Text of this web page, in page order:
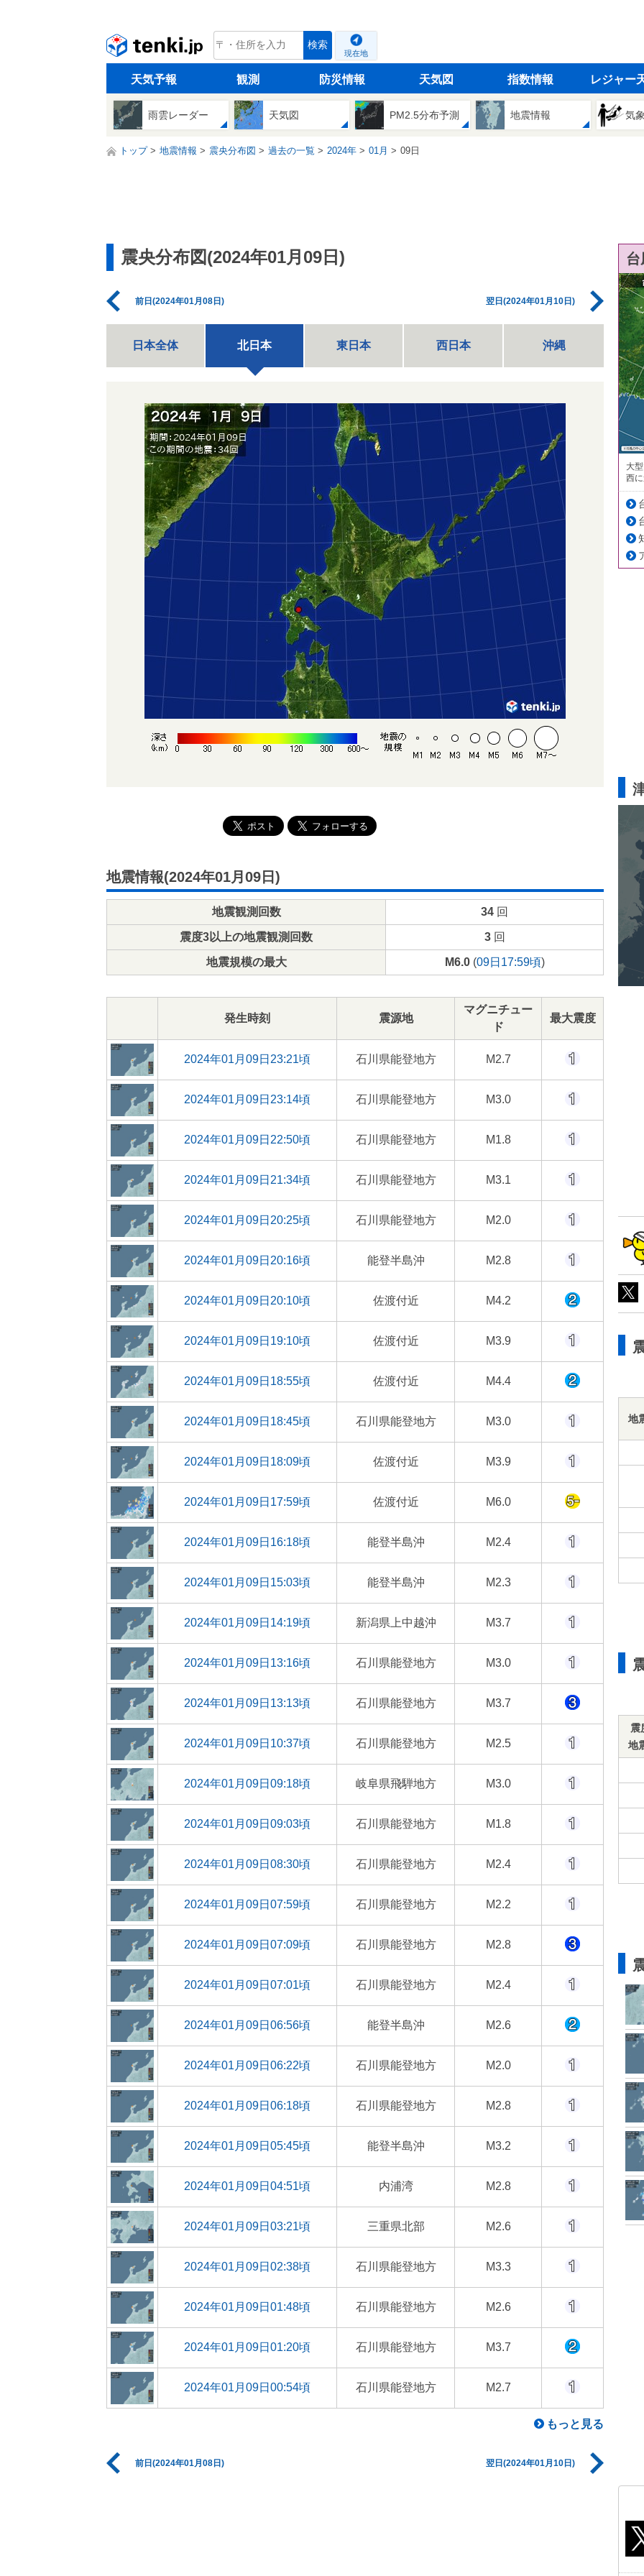
tenki.jp 検索
現在地
天気予報 観測 防災情報 天気図 指数情報 レジャー
雨雲レーダー 天気図 PM2.5分布予測 地震情報 気
トップ 地震情報 震央分布図 過去の一覧 2024年 01月 09日
震央分布図(2024年01月09日)
前日(2024年01月08日) 翌日(2024年01月10日)
日本全体 北日本 東日本 西日本 沖縄
地震情報(2024年01月09日)
地震観測回数 34 回
震度3以上の地震観測回数 3回
地震規模の最大 M6.0(09日17:59頃)
発生時刻 震源地
マグニチュー
ド
最大震度
2024年01月09日23:21頃 石川県能登地方 M2.7
2024年01月09日23:14頃 石川県能登地方 M3.0
2024年01月09日22:50頃 石川県能登地方 M1.8
2024年01月09日21:34頃 石川県能登地方 M3.1
2024年01月09日20:25頃 石川県能登地方 M2.0
2024年01月09日20:16頃 能登半島沖 M2.8
2024年01月09日20:10頃 佐渡付近 M4.2
2024年01月09日19:10頃 佐渡付近 M3.9
2024年01月09日18:55頃 佐渡付近 M4.4
2024年01月09日18:45頃 石川県能登地方 M3.0
2024年01月09日18:09頃 佐渡付近 M3.9
2024年01月09日17:59頃 佐渡付近 M6.0
2024年01月09日16:18頃 能登半島沖 M2.4
2024年01月09日15:03頃 能登半島沖 M2.3
2024年01月09日14:19頃 新潟県上中越沖 M3.7
2024年01月09日13:16頃 石川県能登地方 M3.0
2024年01月09日13:13頃 石川県能登地方 M3.7
2024年01月09日10:37頃 石川県能登地方 M2.5
2024年01月09日09:18頃 岐阜県飛騨地方 M3.0
2024年01月09日09:03頃 石川県能登地方 M1.8
2024年01月09日08:30頃 石川県能登地方 M2.4
2024年01月09日07:59頃 石川県能登地方 M2.2
2024年01月09日07:09頃 石川県能登地方 M2.8
2024年01月09日07:01頃 石川県能登地方 M2.4
2024年01月09日06:56頃 能登半島沖 M2.6
2024年01月09日06:22頃 石川県能登地方 M2.0
2024年01月09日06:18頃 石川県能登地方 M2.8
2024年01月09日05:45頃 能登半島沖 M3.2
2024年01月09日04:51頃 内浦湾 M2.8
2024年01月09日03:21頃 三重県北部 M2.6
2024年01月09日02:38頃 石川県能登地方 M3.3
2024年01月09日01:48頃 石川県能登地方 M2.6
2024年01月09日01:20頃 石川県能登地方 M3.7
2024年01月09日00:54頃 石川県能登地方 M2.7
もっと見る
前日(2024年01月08日) 翌日(2024年01月10日)
大
西
地
震
地